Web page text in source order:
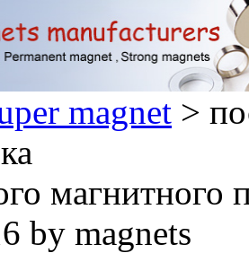
magnet >
магнитного
by magnets